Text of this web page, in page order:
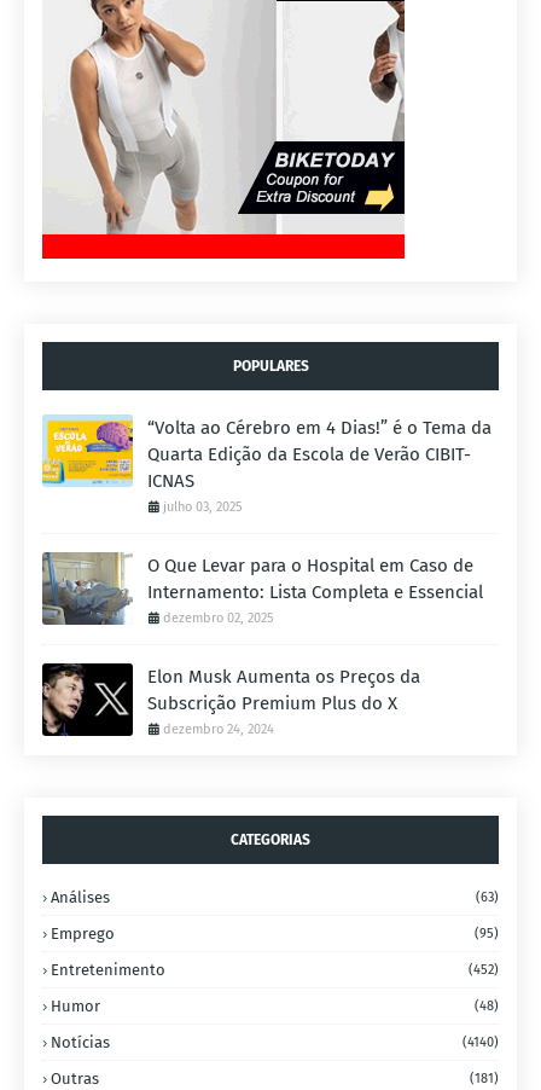
POPULARES
“Volta ao Cérebro em 4 Dias!” é o Tema da
Quarta Edição da Escola de Verão CIBIT-
ICNAS
julho 03, 2025
O Que Levar para o Hospital em Caso de
Internamento: Lista Completa e Essencial
dezembro 02, 2025
Elon Musk Aumenta os Preços da
Subscrição Premium Plus do X
dezembro 24, 2024
CATEGORIAS
Análises (63)
Emprego (95)
Entretenimento (452)
Humor (48)
Notícias (4140)
Outras (181)